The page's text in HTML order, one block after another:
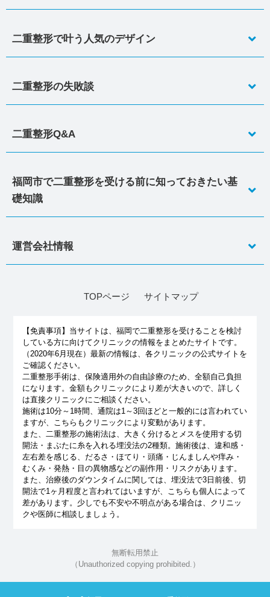
二重整形で叶う人気のデザイン
二重整形の失敗談
二重整形Q&A
福岡市で二重整形を受ける前に知っておきたい基
礎知識
運営会社情報
TOPページ サイトマップ
【免責事項】 当サイトは、福岡で二重整形を受けることを検討
している方に向けてクリニックの情報をまとめたサイトです。
（2020年6月現在）最新の情報は、各クリニックの公式サイトを
ご確認ください。
二重整形手術は、保険適用外の自由診療のため、全額自己負担
になります。金額もクリニックにより差が大きいので、詳しく
は直接クリニックにご相談ください。
施術は10分～1時間、通院は1～3回ほどと一般的には言われてい
ますが、こちらもクリニックにより変動があります。
また、二重整形の施術法は、大きく分けるとメスを使用する切
開法・まぶたに糸を入れる埋没法の2種類。施術後は、違和感・
左右差を感じる、だるさ・ほてり・頭痛・じんましんや痒み・
むくみ・発熱・目の異物感などの副作用・リスクがあります。
また、治療後のダウンタイムに関しては、埋没法で3日前後、切
開法で1ヶ月程度と言われてはいますが、こちらも個人によって
差があります。少しでも不安や不明点がある場合は、クリニッ
クや医師に相談しましょう。
無断転用禁止
（Unauthorized copying prohibited.）